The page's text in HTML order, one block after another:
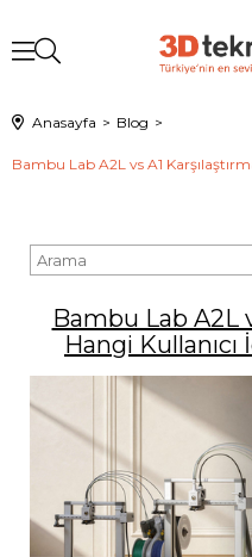
Anasayfa Blog
Bambu Lab A2L vs A1
Bambu Lab A2L
Hangi Kullanıcı